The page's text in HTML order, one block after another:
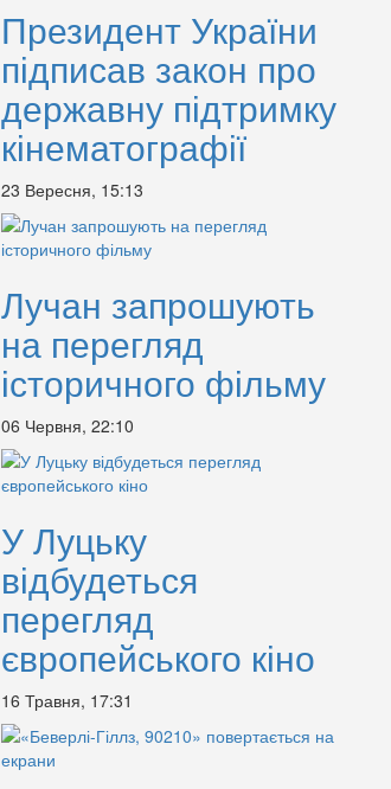
Президент України
підписав закон про
державну підтримку
кінематографії
23 Вересня, 15:13
Лучан запрошують
на перегляд
історичного фільму
06 Червня, 22:10
У Луцьку
відбудеться
перегляд
європейського кіно
16 Травня, 17:31